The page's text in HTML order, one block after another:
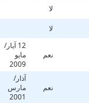
نعم
12 آيار/
مايو
2009
نعم
آذار/
مارس
2001